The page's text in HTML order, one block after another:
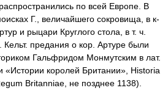
по всей Европе. В
Г., величайшего сокровища, в к-
и рыцари Круглого стола, в т. ч.
предания о кор. Артуре были
Гальфридом Монмутским в лат.
«Истории королей Британии», Historia
Britanniae, не позднее 1138).